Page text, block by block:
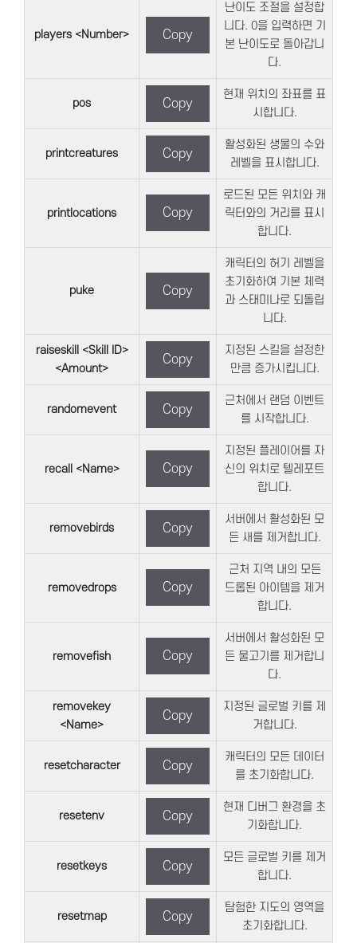
players <Number> Copy
난이도 조절을 설정합
니다. 0을 입력하면 기
본 난이도로 돌아갑니
다.
pos Copy
현재 위치의 좌표를 표
시합니다.
printcreatures Copy
활성화된 생물의 수와
레벨을 표시합니다.
printlocations Copy
로드된 모든 위치와 캐
릭터와의 거리를 표시
합니다.
puke Copy
캐릭터의 허기 레벨을
초기화하여 기본 체력
과 스태미나로 되돌립
니다.
raiseskill <Skill ID>
<Amount>
Copy
지정된 스킬을 설정한
만큼 증가시킵니다.
randomevent Copy
근처에서 랜덤 이벤트
를 시작합니다.
recall <Name> Copy
지정된 플레이어를 자
신의 위치로 텔레포트
합니다.
removebirds Copy
서버에서 활성화된 모
든 새를 제거합니다.
removedrops Copy
근처 지역 내의 모든
드롭된 아이템을 제거
합니다.
removefish Copy
서버에서 활성화된 모
든 물고기를 제거합니
다.
removekey
<Name>
Copy
지정된 글로벌 키를 제
거합니다.
resetcharacter Copy
캐릭터의 모든 데이터
를 초기화합니다.
resetenv Copy
현재 디버그 환경을 초
기화합니다.
resetkeys Copy
모든 글로벌 키를 제거
합니다.
resetmap Copy
탐험한 지도의 영역을
초기화합니다.